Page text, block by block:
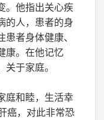
。他指出关心疾
的人，患者的身
者身体健康、
康。在他记忆
于家庭。
庭和睦，生活幸
癌，对此非常恐